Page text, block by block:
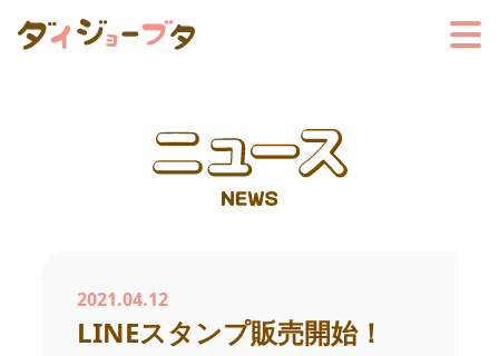
2021.04.12
LINEスタンプ販売開始！